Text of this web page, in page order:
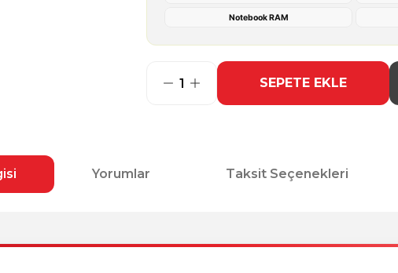
Notebook RAM
SEPETE EKLE
Yorumlar Taksit Seçenekleri